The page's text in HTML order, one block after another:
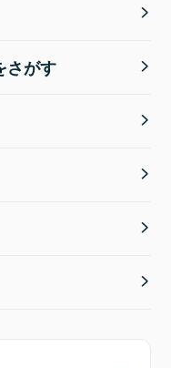
さがす